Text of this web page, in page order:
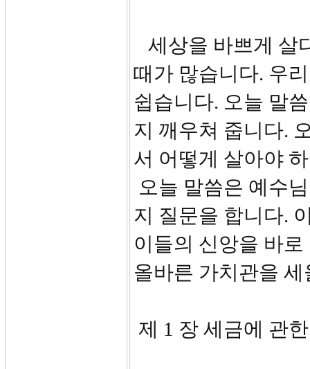
세상을 바쁘게 살
때가 많습니다. 우
쉽습니다. 오늘 말
지 깨우쳐 줍니다.
서 어떻게 살아야
오늘 말씀은 예수
지 질문을 합니다.
이들의 신앙을 바
올바른 가치관을
제 1 장 세금에 관